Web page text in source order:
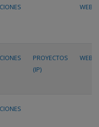
WEB
PROYECTOS
(IP)
WEB